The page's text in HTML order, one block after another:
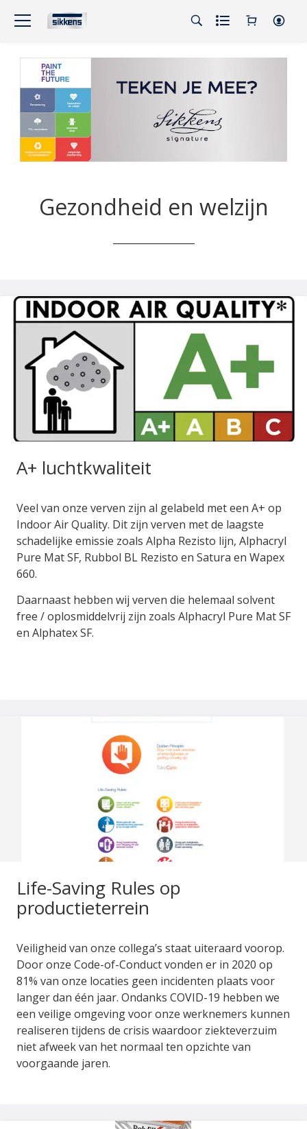
Gezondheid en welzijn
A+ luchtkwaliteit
Veel van onze verven zijn al gelabeld met een A+ op
Indoor Air Quality. Dit zijn verven met de laagste
schadelijke emissie zoals Alpha Rezisto lijn, Alphacryl
Pure Mat SF, Rubbol BL Rezisto en Satura en Wapex
660.
Daarnaast hebben wij verven die helemaal solvent
free / oplosmiddelvrij zijn zoals Alphacryl Pure Mat SF
en Alphatex SF.
Life-Saving Rules op
productieterrein
Veiligheid van onze collega’s staat uiteraard voorop.
Door onze Code-of-Conduct vonden er in 2020 op
81% van onze locaties geen incidenten plaats voor
langer dan één jaar. Ondanks COVID-19 hebben we
een veilige omgeving voor onze werknemers kunnen
realiseren tijdens de crisis waardoor ziekteverzuim
niet afweek van het normaal ten opzichte van
voorgaande jaren.